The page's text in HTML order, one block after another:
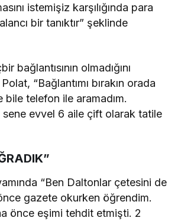
istemişiz karşılığında para
bir tanıktır” şeklinde
bağlantısının olmadığını
“Bağlantımı bırakın orada
bile telefon ile aramadım.
sene evvel 6 aile çift olarak tatile
“Ben Daltonlar çetesini de
gazete okurken öğrendim.
önce eşimi tehdit etmişti. 2